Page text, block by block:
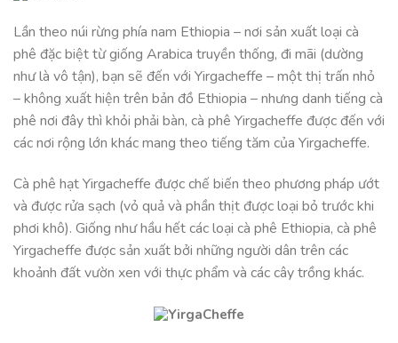
Lần theo núi rừng phía nam Ethiopia – nơi sản xuất loại cà
phê đặc biệt từ giống Arabica truyền thống, đi mãi (dường
như là vô tận), bạn sẽ đến với Yirgacheffe – một thị trấn nhỏ
– không xuất hiện trên bản đồ Ethiopia – nhưng danh tiếng cà
phê nơi đây thì khỏi phải bàn, cà phê Yirgacheffe được đến với
các nơi rộng lớn khác mang theo tiếng tăm của Yirgacheffe.
Cà phê hạt Yirgacheffe được chế biến theo phương pháp ướt
và được rửa sạch (vỏ quả và phần thịt được loại bỏ trước khi
phơi khô). Giống như hầu hết các loại cà phê Ethiopia, cà phê
Yirgacheffe được sản xuất bởi những người dân trên các
khoảnh đất vườn xen với thực phẩm và các cây trồng khác.